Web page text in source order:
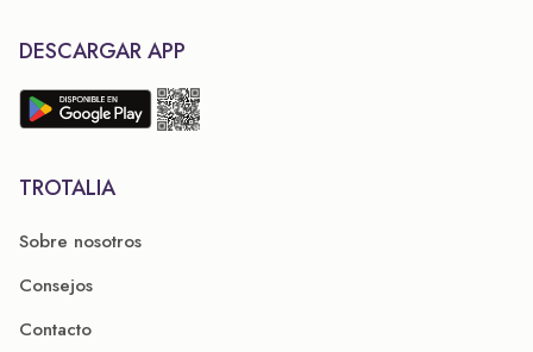
DESCARGAR APP
TROTALIA
Sobre nosotros
Consejos
Contacto